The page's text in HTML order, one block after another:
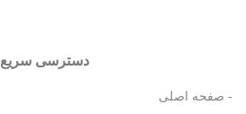
دسترسی سریع
- صفحه اصلی